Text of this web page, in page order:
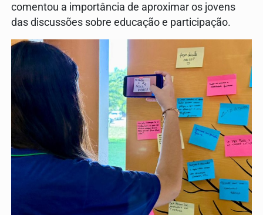
comentou a importância de aproximar os jovens
das discussões sobre educação e participação.